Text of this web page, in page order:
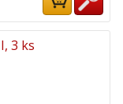
3 ks